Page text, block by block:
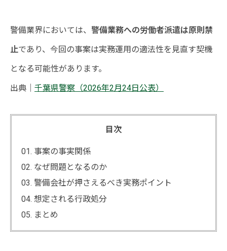
警備業界においては、 警備業務への労働者派遣は原則禁
止であり、今回の事案は実務運用の適法性を見直す契機
となる可能性があります。
出典｜ 千葉県警察（2026年2月24日公表）
目次
事案の事実関係
なぜ問題となるのか
警備会社が押さえるべき実務ポイント
想定される行政処分
まとめ